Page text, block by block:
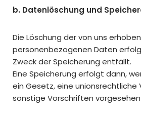
b. Datenlöschung und
Die Löschung der von uns
personenbezogenen Daten
Zweck der Speicherung entfällt.
Eine Speicherung erfolgt dann,
ein Gesetz, eine unionsrechtliche
sonstige Vorschriften